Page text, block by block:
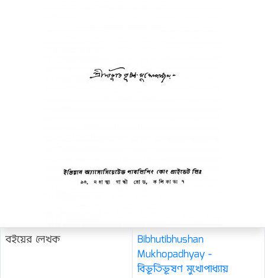
বইয়ের লেখক
Bibhutibhushan
Mukhopadhyay -
বিভূতিভূষণ মুখোপাধ্যায়